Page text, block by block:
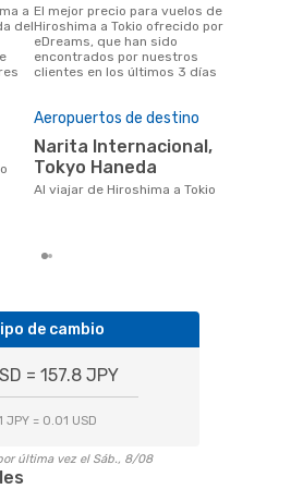
del
El mejor precio para vuelos de
Hiroshima a Tokio ofrecido por
eDreams, que han sido
encontrados por nuestros
clientes en los últimos 3 días
Aeropuertos de destino
Narita Internacional,
Tokyo Haneda
Al viajar de Hiroshima a Tokio
de cambio
= 157.8 JPY
JPY = 0.01 USD
última vez el Sáb., 8/08